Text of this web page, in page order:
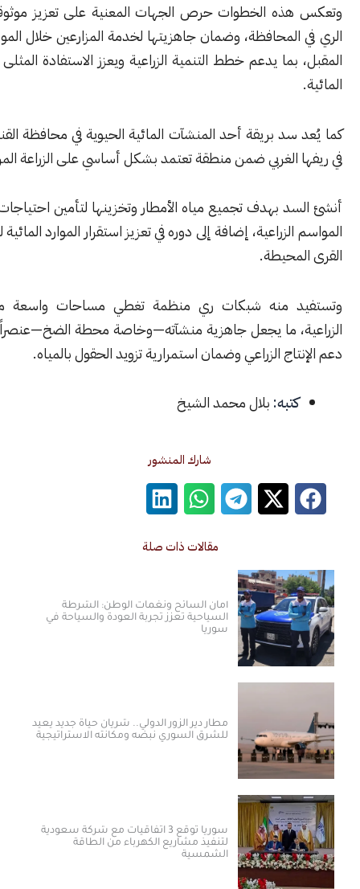
الخطوات حرص الجهات المعنية على تعزيز موثوقية منشآت
وضمان جاهزيتها لخدمة المزارعين خلال الموسم الزراعي
يدعم خطط التنمية الزراعية ويعزز الاستفادة المثلى من الموارد
بريقة أحد المنشآت المائية الحيوية في محافظة القنيطرة، ويقع
الغربي ضمن منطقة تعتمد بشكل أساسي على الزراعة المروية.
بهدف تجميع مياه الأمطار وتخزينها لتأمين احتياجات الري خلال
إضافة إلى دوره في تعزيز استقرار الموارد المائية للمزارعين في
منه شبكات ري منظمة تغطي مساحات واسعة من الأراضي
ما يجعل جاهزية منشآته—وخاصة محطة الضخ—عنصراً أساسياً في
الزراعي وضمان استمرارية تزويد الحقول بالمياه.
بلال محمد الشيخ
شارك المنشور
مقالات ذات صلة
أمان السائح ونغمات الوطن: الشرطة
السياحية تعزز تجربة العودة والسياحة في
مطار دير الزور الدولي.. شريان حياة جديد يعيد
للشرق السوري نبضه ومكانته الاستراتيجية
سوريا توقع 3 اتفاقيات مع شركة سعودية
لتنفيذ مشاريع الكهرباء من الطاقة
الشمسية